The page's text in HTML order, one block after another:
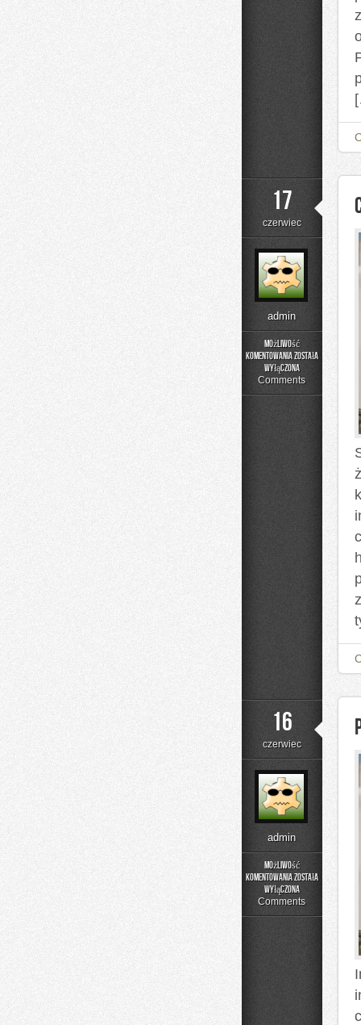
17
czerwiec
admin
Możliwość
komentowania
Czytelnicze
Artykuły
została
wyłączona
Comments
16
czerwiec
admin
Możliwość
komentowania
Poradniki
Użytkownika
została
wyłączona
Comments